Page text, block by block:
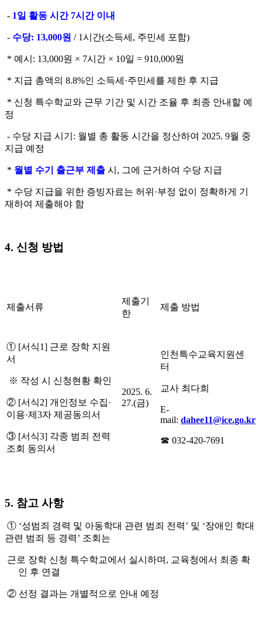
- 1일 활동 시간 7시간 이내
- 수당: 13,000원 / 1시간(소득세, 주민세 포함)
* 예시: 13,000원 × 7시간 × 10일 = 910,000원
* 지급 총액의 8.8%인 소득세·주민세를 제한 후 지급
* 신청 특수학교와 근무 기간 및 시간 조율 후 최종 안내할 예
정
- 수당 지급 시기: 월별 총 활동 시간을 정산하여 2025. 9월 중
지급 예정
* 월별 수기 출근부 제출 시, 그에 근거하여 수당 지급
* 수당 지급을 위한 증빙자료는 허위·부정 없이 정확하게 기
재하여 제출해야 함
4. 신청 방법
제출서류
제출기
한
제출 방법
① [서식1] 근로 장학 지원
서
※ 작성 시 신청현황 확인
② [서식2] 개인정보 수집·
이용·제3자 제공동의서
③ [서식3] 각종 범죄 전력
조회 동의서
2025. 6.
27.(금)
인천특수교육지원센
터
교사 최다희
E-
mail: dahee11@ice.go.kr
☎ 032-420-7691
5. 참고 사항
① ‘성범죄 경력 및 아동학대 관련 범죄 전력’ 및 ‘장애인 학대
관련 범죄 등 경력’ 조회는
근로 장학 신청 특수학교에서 실시하며, 교육청에서 최종 확
인 후 연결
② 선정 결과는 개별적으로 안내 예정